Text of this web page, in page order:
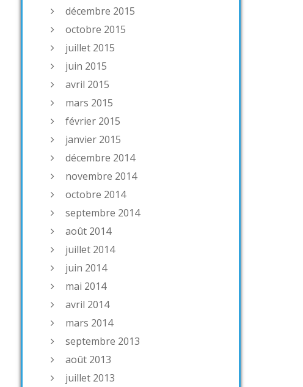
décembre 2015
octobre 2015
juillet 2015
juin 2015
avril 2015
mars 2015
février 2015
janvier 2015
décembre 2014
novembre 2014
octobre 2014
septembre 2014
août 2014
juillet 2014
juin 2014
mai 2014
avril 2014
mars 2014
septembre 2013
août 2013
juillet 2013